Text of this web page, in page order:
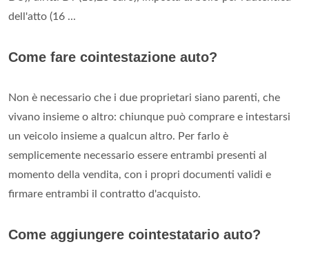
dell'atto (16 ...
Come fare cointestazione auto?
Non è necessario che i due proprietari siano parenti, che
vivano insieme o altro: chiunque può comprare e intestarsi
un veicolo insieme a qualcun altro. Per farlo è
semplicemente necessario essere entrambi presenti al
momento della vendita, con i propri documenti validi e
firmare entrambi il contratto d'acquisto.
Come aggiungere cointestatario auto?